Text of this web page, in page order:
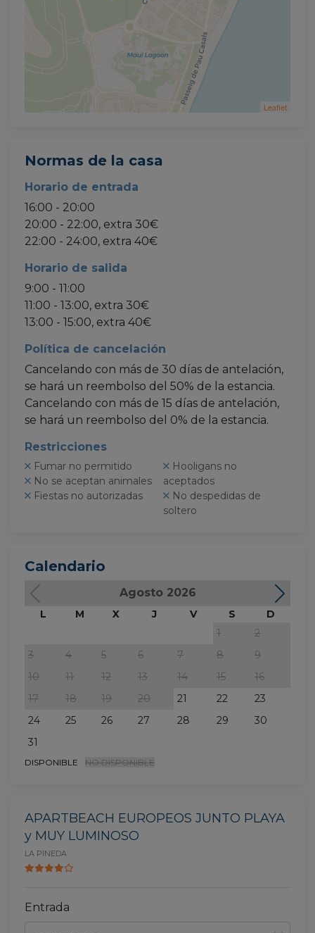
Leaflet
Normas de la casa
Horario de entrada
16:00 - 20:00
20:00 - 22:00, extra 30€
22:00 - 24:00, extra 40€
Horario de salida
9:00 - 11:00
11:00 - 13:00, extra 30€
13:00 - 15:00, extra 40€
Política de cancelación
Cancelando con más de 30 días de antelación,
se hará un reembolso del 50% de la estancia.
Cancelando con más de 15 días de antelación,
se hará un reembolso del 0% de la estancia.
Restricciones
Fumar no permitido
No se aceptan animales
Fiestas no autorizadas
aceptados
soltero
Calendario
Agosto 2026
L M X J V S
D
1
2
3
4 5 6 7 8
9
10
11 12 13 14 15
16
17
18 19 20 21 22
23
24
25 26 27 28 29
30
31
DISPONIBLE NO DISPONIBLE
APARTBEACH EUROPEOS JUNTO PLAYA
y MUY LUMINOSO
LA PINEDA
Entrada